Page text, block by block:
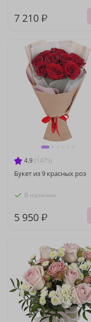
7 210 ₽
4.9 (1475)
Букет из 9 красных роз
В наличии
5 950 ₽